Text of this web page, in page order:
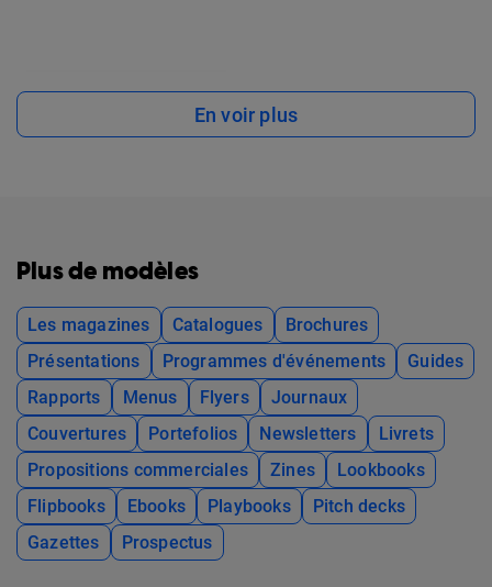
En voir plus
Plus de modèles
Les magazines Catalogues
Brochures
Présentations
Programmes d'événements
Guides
Rapports
Menus Flyers
Journaux
Couvertures
Portefolios Newsletters
Livrets
Propositions commerciales
Zines
Lookbooks
Flipbooks
Ebooks Playbooks
Pitch decks
Gazettes
Prospectus